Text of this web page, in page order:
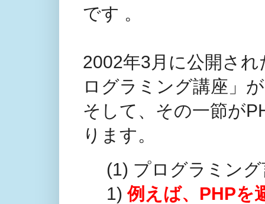
です 。
2002年3月に公開さ
ログラミング講座」が
そして、その一節が
ります。
(1) プログラミン
1)例えば、PHPを